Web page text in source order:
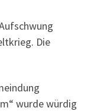
Die
wurde würdig